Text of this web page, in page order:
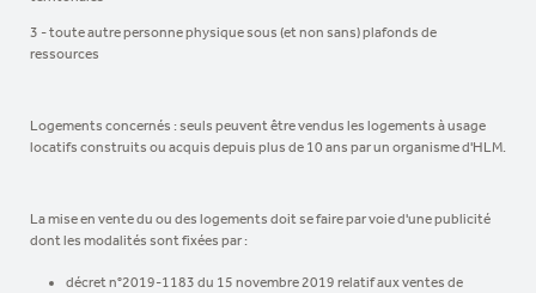
3 - toute autre personne physique sous (et non sans) plafonds de
ressources
Logements concernés : seuls peuvent être vendus les logements à usage
locatifs construits ou acquis depuis plus de 10 ans par un organisme d'HLM.
La mise en vente du ou des logements doit se faire par voie d'une publicité
dont les modalités sont fixées par :
décret n°2019-1183 du 15 novembre 2019 relatif aux ventes de